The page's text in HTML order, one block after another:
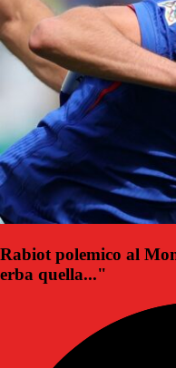
Rabiot polemico al
erba quella..."